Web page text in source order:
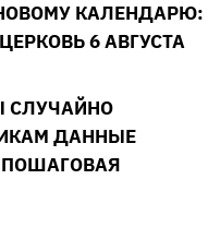
КАЛЕНДАРЮ:
6 АВГУСТА
СЛУЧАЙНО
ДАННЫЕ